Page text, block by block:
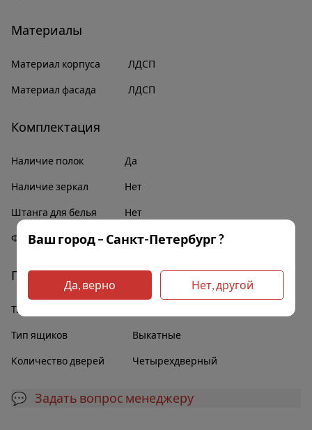
Материалы
Материал корпуса ЛДСП
Материал фасада ЛДСП
Комплектация
Наличие полок Да
Наличие зеркал Нет
Штанга для белья Нет
Фурнитура В комплекте
Прочее
Тип дверей
Тип ящиков Выкатные
Количество дверей Четырехдверный
💬 Задать вопрос менеджеру
Ваш город – Санкт-Петербург ?
Да, верно Нет, другой